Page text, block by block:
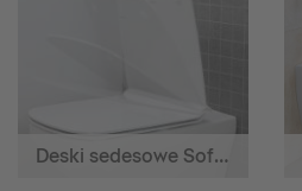
Deski sedesowe SoftClose